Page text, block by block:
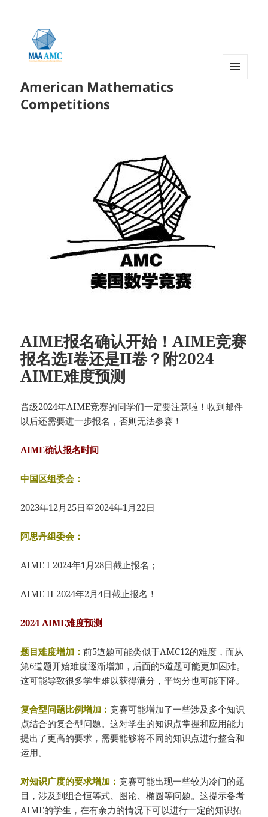
American Mathematics
Competitions
AIME报名确认开始！AIME竞赛
报名选I卷还是II卷？附2024
AIME难度预测
晋级2024年AIME竞赛的同学们一定要注意啦！收到邮件
以后还需要进一步报名，否则无法参赛！
AIME确认报名时间
中国区组委会：
2023年12月25日至2024年1月22日
阿思丹组委会：
AIME I 2024年1月28日截止报名；
AIME II 2024年2月4日截止报名！
2024 AIME难度预测
题目难度增加：前5道题可能类似于AMC12的难度，而从
第6道题开始难度逐渐增加，后面的5道题可能更加困难。
这可能导致很多学生难以获得满分，平均分也可能下降。
复合型问题比例增加：竞赛可能增加了一些涉及多个知识
点结合的复合型问题。这对学生的知识点掌握和应用能力
提出了更高的要求，需要能够将不同的知识点进行整合和
运用。
对知识广度的要求增加：竞赛可能出现一些较为冷门的题
目，涉及到组合恒等式、图论、椭圆等问题。这提示备考
AIME的学生，在有余力的情况下可以进行一定的知识拓